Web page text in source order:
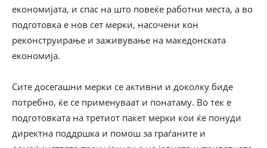
економијата, и спас на што повеќе работни места, а во
подготовка е нов сет мерки, насочени кон
реконструирање и заживување на македонската
економија.
Сите досегашни мерки се активни и доколку биде
потребно, ќе се применуваат и понатаму. Во тек е
подготовката на третиот пакет мерки кои ќе понуди
директна поддршка и помош за граѓаните и